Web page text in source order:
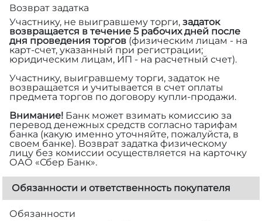
Возврат задатка
Участнику, не выигравшему торги, задаток
возвращается в течение 5 рабочих дней после
дня проведения торгов (физическим лицам - на
карт-счет, указанный при регистрации;
юридическим лицам, ИП - на расчетный счет).
Участнику, выигравшему торги, задаток не
возвращается и учитывается в счет оплаты
предмета торгов по договору купли-продажи.
Внимание! Банк может взимать комиссию за
перевод денежных средств согласно тарифам
банка (какую именно уточняйте, пожалуйста, в
своем банке). Возврат задатка физическому
лицу без комиссии осуществляется на карточку
ОАО «Сбер Банк».
Обязанности и ответственность покупателя
Обязанности